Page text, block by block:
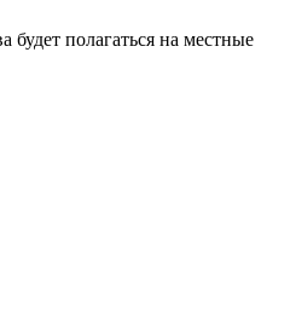
полагаться на местные